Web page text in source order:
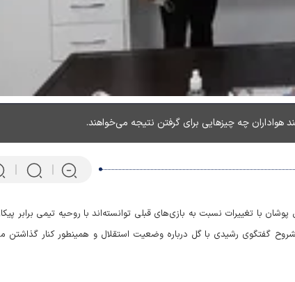
چه چیزهایی برای گرفتن نتیجه می‌خواهند.
با تغییرات نسبت به بازی‌های قبلی توانسته‌اند با روحیه تیمی برابر
گفتگوی رشیدی با گل درباره وضعیت استقلال و همینطور کنار گذاشتن